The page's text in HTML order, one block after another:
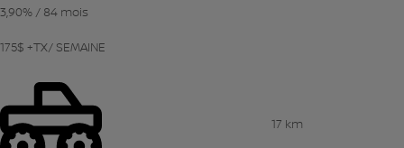
3,90% / 84 mois
175$ +TX/ SEMAINE
17 km